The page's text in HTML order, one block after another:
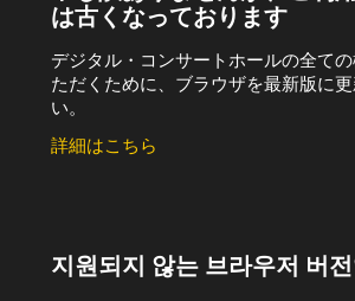
は古くなっております
デジタル・コンサートホールの全て
ただくために、ブラウザを最新版に
い。
詳細はこちら
지원되지 않는 브라우저 버